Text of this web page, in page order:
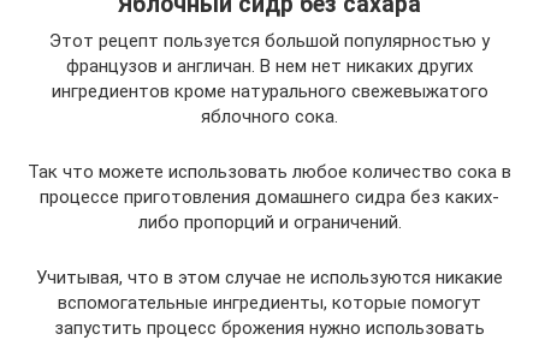
Этот рецепт пользуется большой популярностью у
французов и англичан. В нем нет никаких других
ингредиентов кроме натурального свежевыжатого
яблочного сока.
Так что можете использовать любое количество сока в
процессе приготовления домашнего сидра без каких-
либо пропорций и ограничений.
Учитывая, что в этом случае не используются никакие
вспомогательные ингредиенты, которые помогут
запустить процесс брожения нужно использовать